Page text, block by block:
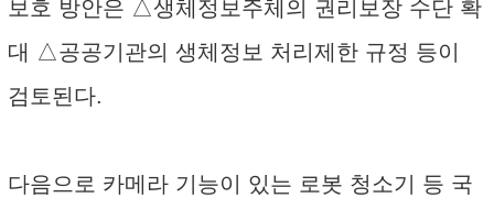
보호 방안은 △생체정보주체의 권리보장 수단 확
대 △공공기관의 생체정보 처리제한 규정 등이
검토된다.
다음으로 카메라 기능이 있는 로봇 청소기 등 국